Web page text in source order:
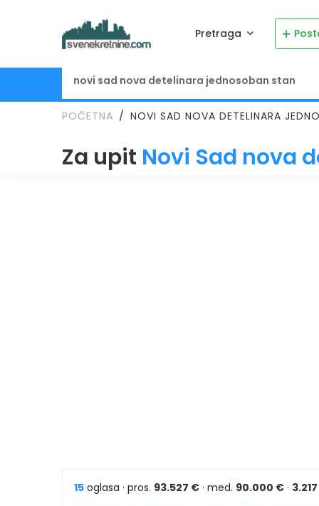
Pretraga
POČETNA NOVI SAD NOVA DETELINARA
Za upit Novi Sad nova
15 oglasa · pros. 93.527 € · med. 90.000 € ·